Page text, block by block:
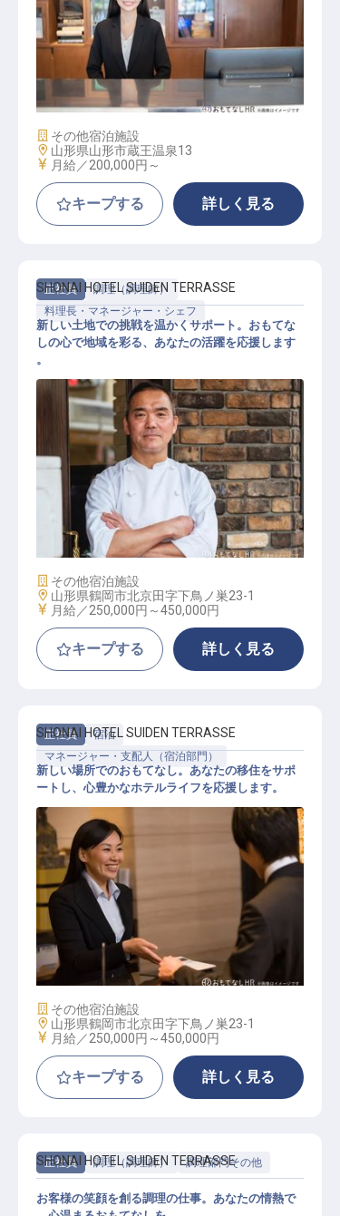
サービススタッフ
施設業態
その他宿泊施設
勤務地
山形県山形市蔵王温泉13
給与
月給／200,000円～
キープする 詳しく見る
正社員
調理（調理師）
料理長・マネージャー・シェフ
マネジメント スタッフ
SHONAI HOTEL SUIDEN TERRASSE
新しい土地での挑戦を温かくサポート。おもてな
しの心で地域を彩る、あなたの活躍を応援します
。
施設業態
その他宿泊施設
勤務地
山形県鶴岡市北京田字下鳥ノ巣23-1
給与
月給／250,000円～450,000円
キープする 詳しく見る
正社員
宿泊
マネージャー・支配人（宿泊部門）
マネジメント スタッフ
SHONAI HOTEL SUIDEN TERRASSE
新しい場所でのおもてなし。あなたの移住をサポ
ートし、心豊かなホテルライフを応援します。
施設業態
その他宿泊施設
勤務地
山形県鶴岡市北京田字下鳥ノ巣23-1
給与
月給／250,000円～450,000円
キープする 詳しく見る
正社員 調理（調理師） 調理部門その他
SHONAI HOTEL SUIDEN TERRASSE
お客様の笑顔を創る調理の仕事。あなたの情熱で